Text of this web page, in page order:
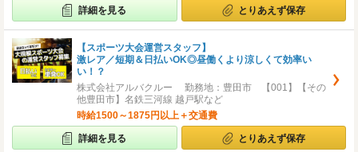
詳細を見る とりあえず保存
【スポーツ大会運営スタッフ】
激レア／短期＆日払いOK◎昼働くより涼しくて効率い
い！？
株式会社アルバクルー 勤務地：豊田市 【001】【その
他豊田市】名鉄三河線 越戸駅など
時給1500～1875円以上＋交通費
詳細を見る とりあえず保存